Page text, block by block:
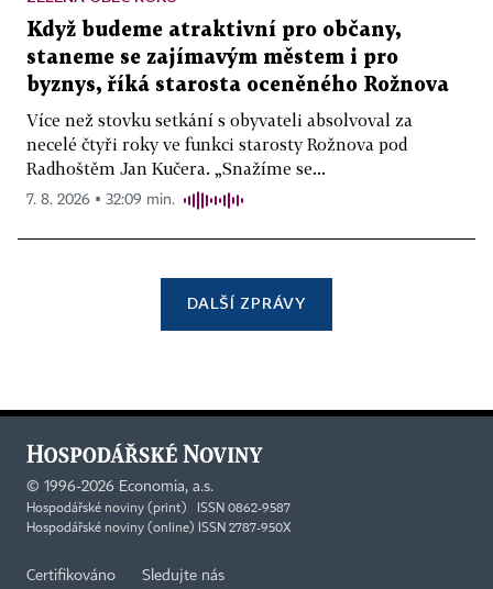
Když budeme atraktivní pro občany,
staneme se zajímavým městem i pro
byznys, říká starosta oceněného Rožnova
Více než stovku setkání s obyvateli absolvoval za
necelé čtyři roky ve funkci starosty Rožnova pod
Radhoštěm Jan Kučera. „Snažíme se...
7. 8. 2026 ▪ 32:09 min.
DALŠÍ ZPRÁVY
© 1996-2026 Economia, a.s.
Hospodářské noviny (print) ISSN 0862-9587
Hospodářské noviny (online) ISSN 2787-950X
Certifikováno Sledujte nás